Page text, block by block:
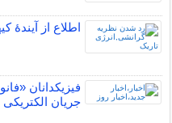
اطلاع از آیندۀ
فیزیکدانان
جریان